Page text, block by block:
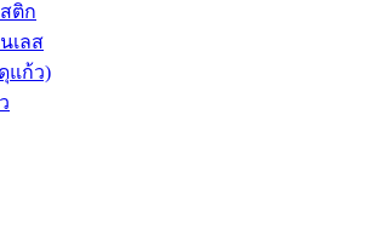
ติก
เลส
แก้ว)